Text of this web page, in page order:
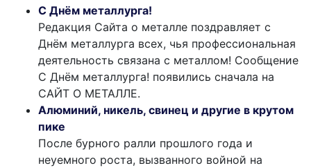
С Днём металлурга!
Редакция Сайта о металле поздравляет с
Днём металлурга всех, чья профессиональная
деятельность связана с металлом! Сообщение
С Днём металлурга! появились сначала на
САЙТ О МЕТАЛЛЕ.
Алюминий, никель, свинец и другие в крутом
пике
После бурного ралли прошлого года и
неуемного роста, вызванного войной на